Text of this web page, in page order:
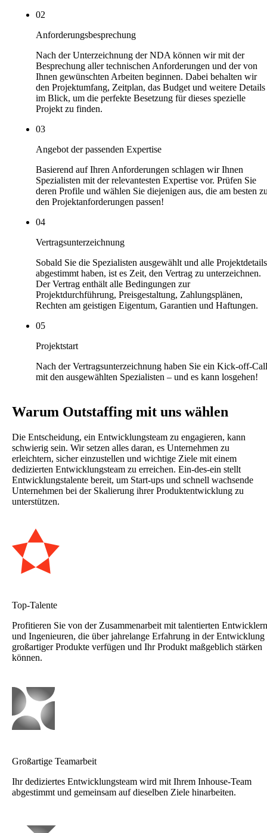
02
Anforderungsbesprechung
Nach der Unterzeichnung der NDA können wir mit der
Besprechung aller technischen Anforderungen und der von
Ihnen gewünschten Arbeiten beginnen. Dabei behalten wir
den Projektumfang, Zeitplan, das Budget und weitere Details
im Blick, um die perfekte Besetzung für dieses spezielle
Projekt zu finden.
03
Angebot der passenden Expertise
Basierend auf Ihren Anforderungen schlagen wir Ihnen
Spezialisten mit der relevantesten Expertise vor. Prüfen Sie
deren Profile und wählen Sie diejenigen aus, die am besten
den Projektanforderungen passen!
04
Vertragsunterzeichnung
Sobald Sie die Spezialisten ausgewählt und alle Projektdetails
abgestimmt haben, ist es Zeit, den Vertrag zu unterzeichnen.
Der Vertrag enthält alle Bedingungen zur
Projektdurchführung, Preisgestaltung, Zahlungsplänen,
Rechten am geistigen Eigentum, Garantien und Haftungen.
05
Projektstart
Nach der Vertragsunterzeichnung haben Sie ein Kick-off-Call
mit den ausgewählten Spezialisten – und es kann losgehen!
Warum Outstaffing mit uns wählen
Die Entscheidung, ein Entwicklungsteam zu engagieren, kann
schwierig sein. Wir setzen alles daran, es Unternehmen zu
erleichtern, sicher einzustellen und wichtige Ziele mit einem
dedizierten Entwicklungsteam zu erreichen. Ein-des-ein stellt
Entwicklungstalente bereit, um Start-ups und schnell wachsende
Unternehmen bei der Skalierung ihrer Produktentwicklung zu
unterstützen.
Top-Talente
Profitieren Sie von der Zusammenarbeit mit talentierten Entwicklern
und Ingenieuren, die über jahrelange Erfahrung in der Entwicklung
großartiger Produkte verfügen und Ihr Produkt maßgeblich stärken
können.
Großartige Teamarbeit
Ihr dediziertes Entwicklungsteam wird mit Ihrem Inhouse-Team
abgestimmt und gemeinsam auf dieselben Ziele hinarbeiten.